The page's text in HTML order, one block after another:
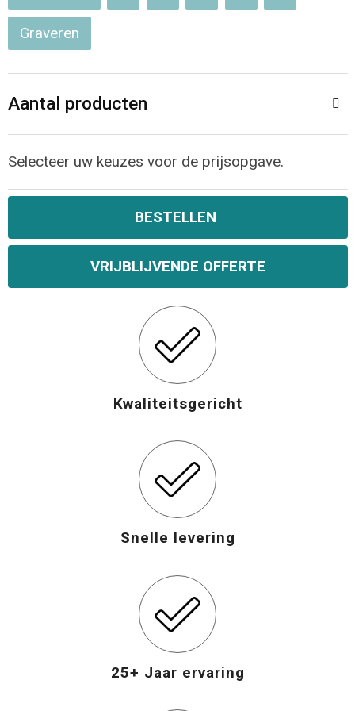
Opvouwbare tassen
Waterbestendige tassen
Bowlingtassen
Strandtassen
Katoenen draagtassen
Rugzakken
Graveren
Aantal producten
Selecteer uw keuzes voor de prijsopgave.
BESTELLEN
VRIJBLIJVENDE OFFERTE
Kwaliteitsgericht
Snelle levering
25+ Jaar ervaring